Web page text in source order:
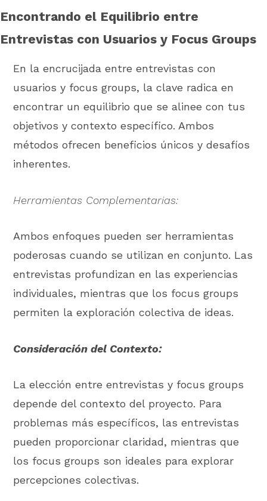
Encontrando el Equilibrio entre
Entrevistas con Usuarios y Focus Groups
En la encrucijada entre entrevistas con
usuarios y focus groups, la clave radica en
encontrar un equilibrio que se alinee con tus
objetivos y contexto específico. Ambos
métodos ofrecen beneficios únicos y desafíos
inherentes.
Herramientas Complementarias:
Ambos enfoques pueden ser herramientas
poderosas cuando se utilizan en conjunto. Las
entrevistas profundizan en las experiencias
individuales, mientras que los focus groups
permiten la exploración colectiva de ideas.
Consideración del Contexto:
La elección entre entrevistas y focus groups
depende del contexto del proyecto. Para
problemas más específicos, las entrevistas
pueden proporcionar claridad, mientras que
los focus groups son ideales para explorar
percepciones colectivas.